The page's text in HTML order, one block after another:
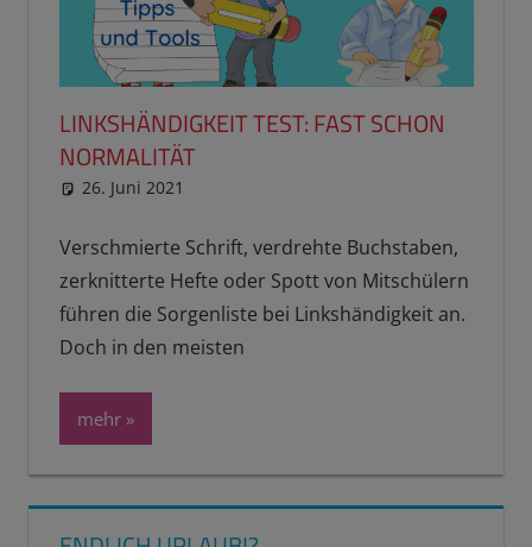
LINKSHÄNDIGKEIT TEST: FAST SCHON
NORMALITÄT
26. Juni 2021
Verschmierte Schrift, verdrehte Buchstaben,
zerknitterte Hefte oder Spott von Mitschülern
führen die Sorgenliste bei Linkshändigkeit an.
Doch in den meisten
mehr